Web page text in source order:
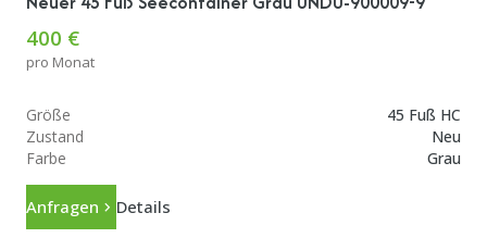
400 €
pro Monat
Größe
45 Fuß HC
Zustand
Neu
Farbe
Grau
Anfragen Details